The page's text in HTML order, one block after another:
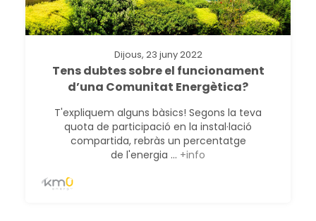
Dijous, 23 juny 2022
Tens dubtes sobre el funcionament
d’una Comunitat Energètica?
T'expliquem alguns bàsics! Segons la teva
quota de participació en la instal·lació
compartida, rebràs un percentatge
de l'energia ... +info